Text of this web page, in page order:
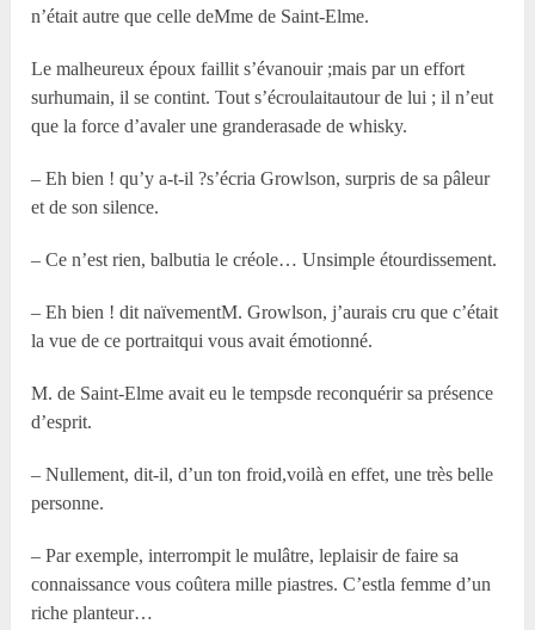
n’était autre que celle deMme de Saint-Elme.
Le malheureux époux faillit s’évanouir ;mais par un effort
surhumain, il se contint. Tout s’écroulaitautour de lui ; il n’eut
que la force d’avaler une granderasade de whisky.
– Eh bien ! qu’y a-t-il ?s’écria Growlson, surpris de sa pâleur
et de son silence.
– Ce n’est rien, balbutia le créole… Unsimple étourdissement.
– Eh bien ! dit naïvementM. Growlson, j’aurais cru que c’était
la vue de ce portraitqui vous avait émotionné.
M. de Saint-Elme avait eu le tempsde reconquérir sa présence
d’esprit.
– Nullement, dit-il, d’un ton froid,voilà en effet, une très belle
personne.
– Par exemple, interrompit le mulâtre, leplaisir de faire sa
connaissance vous coûtera mille piastres. C’estla femme d’un
riche planteur…